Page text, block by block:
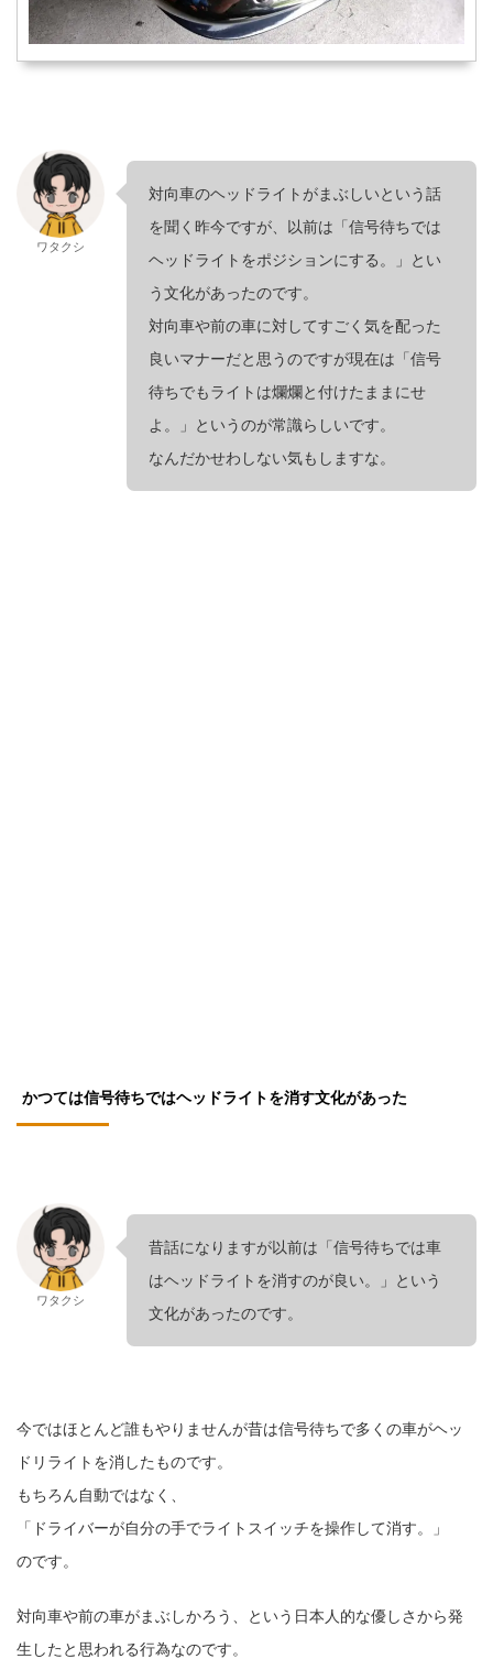
ワタクシ
対向車のヘッドライトがまぶしいという話
を聞く昨今ですが、以前は「信号待ちでは
ヘッドライトをポジションにする。」とい
う文化があったのです。
対向車や前の車に対してすごく気を配った
良いマナーだと思うのですが現在は「信号
待ちでもライトは爛爛と付けたままにせ
よ。」というのが常識らしいです。
なんだかせわしない気もしますな。
かつては信号待ちではヘッドライトを消す文化があった
ワタクシ
昔話になりますが以前は「信号待ちでは車
はヘッドライトを消すのが良い。」という
文化があったのです。
今ではほとんど誰もやりませんが昔は信号待ちで多くの車がヘッ
ドリライトを消したものです。
もちろん自動ではなく、
「ドライバーが自分の手でライトスイッチを操作して消す。」
のです。
対向車や前の車がまぶしかろう、という日本人的な優しさから発
生したと思われる行為なのです。